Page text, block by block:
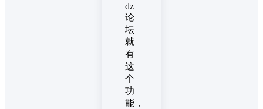
dz
论
坛
就
有
这
个
功
能，